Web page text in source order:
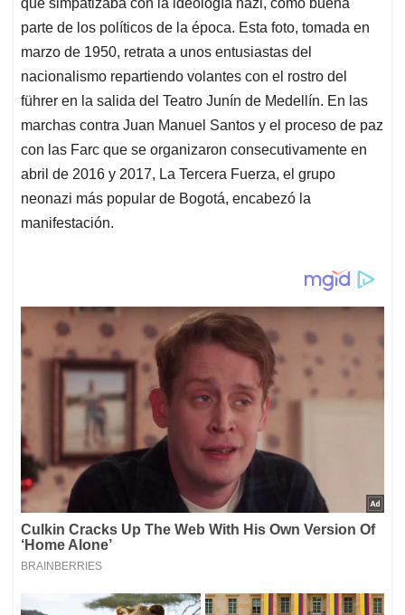
que simpatizaba con la ideología nazi, como buena
parte de los políticos de la época. Esta foto, tomada en
marzo de 1950, retrata a unos entusiastas del
nacionalismo repartiendo volantes con el rostro del
führer en la salida del Teatro Junín de Medellín. En las
marchas contra Juan Manuel Santos y el proceso de paz
con las Farc que se organizaron consecutivamente en
abril de 2016 y 2017, La Tercera Fuerza, el grupo
neonazi más popular de Bogotá, encabezó la
manifestación.